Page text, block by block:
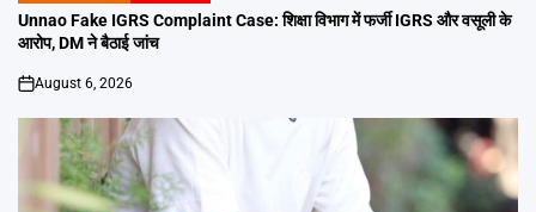
IN
Unnao Fake IGRS Complaint Case: शिक्षा विभाग में फर्जी IGRS और वसूली के
आरोप, DM ने बैठाई जांच
on
August 6, 2026